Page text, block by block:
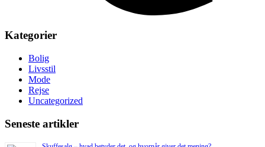
Kategorier
Bolig
Livsstil
Mode
Rejse
Uncategorized
Seneste artikler